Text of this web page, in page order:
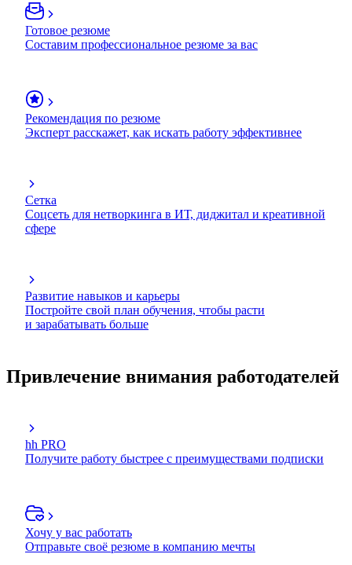
Готовое резюме
Составим профессиональное резюме за вас
Рекомендация по резюме
Эксперт расскажет, как искать работу эффективнее
Сетка
Соцсеть для нетворкинга в ИТ, диджитал и креативной
сфере
Развитие навыков и карьеры
Постройте свой план обучения, чтобы расти
и зарабатывать больше
Привлечение внимания работодателей
hh PRO
Получите работу быстрее с преимуществами подписки
Хочу у вас работать
Отправьте своё резюме в компанию мечты